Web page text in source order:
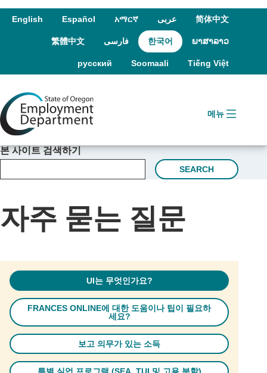
Skip to language switcher
Skip to navigation
Skip to content
English Español አማርኛ عربى 简体中文
繁體中文 فارسی 한국어 ພາສາລາວ
русский Soomaali Tiếng Việt
메뉴
본 사이트 검색하기
SEARCH
자주 묻는 질문
UI는 무엇인가요?
FRANCES ONLINE에 대한 도움이나 팁이 필요하
세요?
보고 의무가 있는 소득
특별 실업 프로그램 (SEA, TUI 및 고용 분할)